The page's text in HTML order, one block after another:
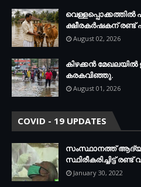
വെള്ളപ്പൊക്കത്തില്‍
ക്ഷീരകര്‍ഷകന്
August 02, 2026
കിഴക്കന്‍ മേഖലയില്‍
കരകവിഞ്ഞു.
August 01, 2026
COVID - 19 UPDATES
സംസ്ഥാനത്ത്
സ്ഥിരീകരിച്ചിട്ട് രണ്ട്
January 30, 2022